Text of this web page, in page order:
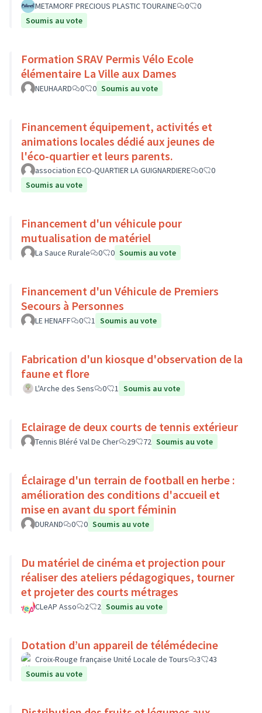
METAMORF PRECIOUS PLASTIC TOURAINE 0
0
Soumis au vote
Formation SRAV Permis Vélo Ecole
élémentaire La Ville aux Dames
NEUHAARD 0 0 Soumis au vote
Financement équipement, activités et
animations locales dédié aux jeunes de
l'éco-quartier et leurs parents.
association ECO-QUARTIER LA GUIGNARDIERE 0
0
Soumis au vote
Financement d'un véhicule pour
mutualisation de matériel
La Sauce Rurale 0 0 Soumis au vote
Financement d'un Véhicule de Premiers
Secours à Personnes
LE HENAFF 0 1 Soumis au vote
Fabrication d'un kiosque d'observation de la
faune et flore
L'Arche des Sens 0 1 Soumis au vote
Eclairage de deux courts de tennis extérieur
Tennis Bléré Val De Cher 29 72 Soumis au vote
Éclairage d'un terrain de football en herbe :
amélioration des conditions d'accueil et
mise en avant du sport féminin
DURAND 0 0 Soumis au vote
Du matériel de cinéma et projection pour
réaliser des ateliers pédagogiques, tourner
et projeter des courts métrages
CLeAP Asso 2 2 Soumis au vote
Dotation d’un appareil de télémédecine
Croix-Rouge française Unité Locale de Tours 3
43
Soumis au vote